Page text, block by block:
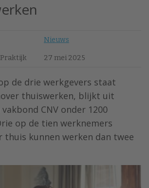
Nieuws
Praktijk 27 mei 2025
de drie werkgevers staat
thuiswerken, blijkt uit
CNV onder 1200
op de tien werknemers
thuis kunnen werken dan twee